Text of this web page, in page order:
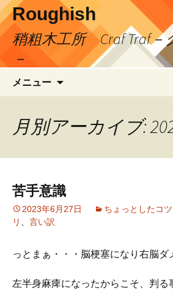
コ
ン
テ
ツ
ス
Roughish
稍粗木工所 Craf Traf－
－
メニュー
月別アーカイブ:
苦手意識
2023年6月27日 ちょっとしたコツ
リ
言い訳
っとまぁ・・・脳梗塞になり右脳ダ
左半身麻痺になったからこそ、判る